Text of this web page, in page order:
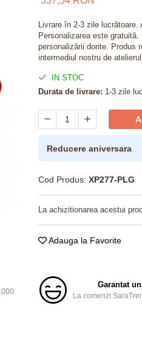
Livrare în 2-3 zile
Personalizarea este
personalizării dorite. Produs
intermediul nostru de
IN STOC
Durata de livrare: 1-3 zile
Reducere aniversara
Cod Produs: XP277-PLG
La achizitionarea acestui
Adauga la Favorite
Garantat
La comenzi